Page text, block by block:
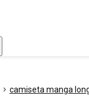
camiseta manga